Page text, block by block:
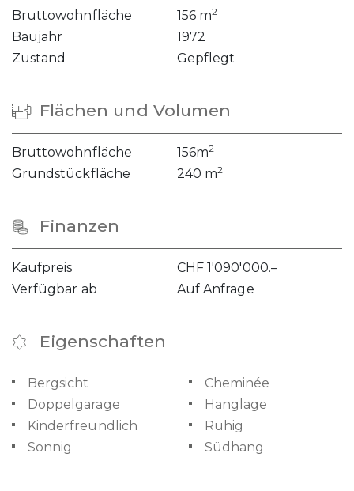
Bruttowohnfläche
156 m2
Baujahr
1972
Zustand
Gepflegt
Flächen und Volumen
Bruttowohnfläche 156m2
Grundstückfläche 240 m2
Finanzen
Kaufpreis
CHF 1'090'000.–
Verfügbar ab
Auf Anfrage
Eigenschaften
Bergsicht
Cheminée
Doppelgarage
Hanglage
Kinderfreundlich
Ruhig
Sonnig
Südhang